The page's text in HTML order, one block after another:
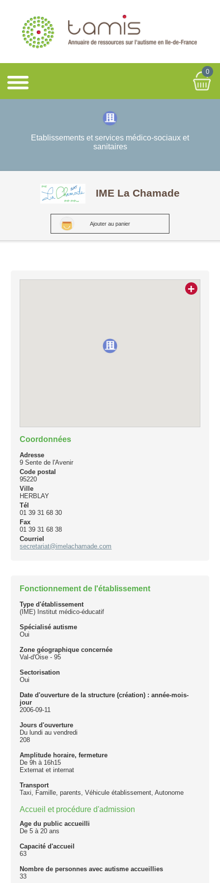
0
Etablissements et services médico-sociaux et
sanitaires
IME La Chamade
Ajouter au panier
+
Coordonnées
Adresse
9 Sente de l'Avenir
Code postal
95220
Ville
HERBLAY
Tél
01 39 31 68 30
Fax
01 39 31 68 38
Courriel
secretariat@imelachamade.com
Fonctionnement de l'établissement
Type d'établissement
(IME) Institut médico-éducatif
Spécialisé autisme
Oui
Zone géographique concernée
Val-d'Oise - 95
Sectorisation
Oui
Date d'ouverture de la structure (création) : année-mois-
jour
2006-09-11
Jours d'ouverture
Du lundi au vendredi
208
Amplitude horaire, fermeture
De 9h à 16h15
Externat et internat
Transport
Taxi, Famille, parents, Véhicule établissement, Autonome
Accueil et procédure d'admission
Age du public accueilli
De 5 à 20 ans
Capacité d'accueil
63
Nombre de personnes avec autisme accueillies
33